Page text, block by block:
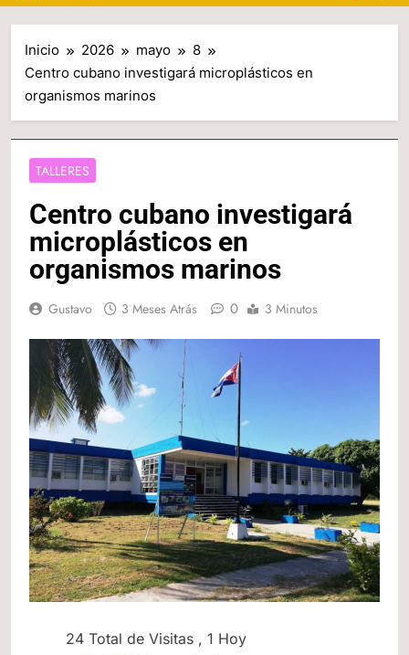
Inicio 2026 mayo
8
Centro cubano investigará microplásticos en
organismos marinos
TALLERES
Centro cubano investigará
microplásticos en
organismos marinos
Gustavo 3 Meses Atrás 0 3 Minutos
24 Total de Visitas , 1 Hoy